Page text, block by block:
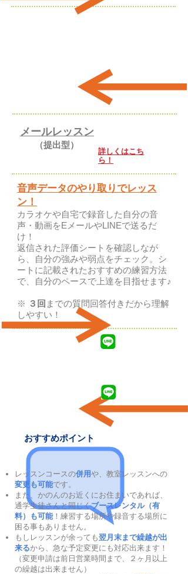
メールレッスン
（提出型）
​詳しくはこち
ら！
音声データのやり取りでレッス
ン！
カラオケや自宅で録音した自分の音
声・動画をEメールやLINEで送るだ
け！
返信された評価シートを確認しなが
ら、自分の強みや弱点をチェック。シ
ートに記載されたおすすめの練習方法
で、自分のペースで上達を目指せます♪
※ ３回 までの質問回答付きだから理解
しやすい！
おすすめポイント
レッスンコースの併用や、教室レッスンへの
変更も可能です。
また、かのんのお近くにお住まいであれば、
通学生徒さんと同じくブースレンタル（有
料）も可能 ！ 練習する場所や録音する場所に
困る事もありません。
もしレッスンが余っても翌月末まで繰越が出
来るから、急な予定変更にも対応出来ます！
（変更申請は前日営業時間まで、２ヶ月以上
の繰越は出来ません）